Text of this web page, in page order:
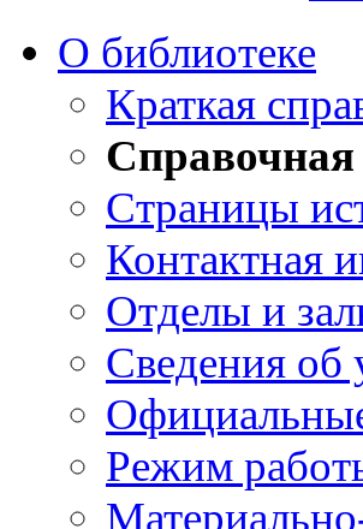
О библиотеке
Краткая
Страницы
Контактная
Отделы и
Сведения об
Режим